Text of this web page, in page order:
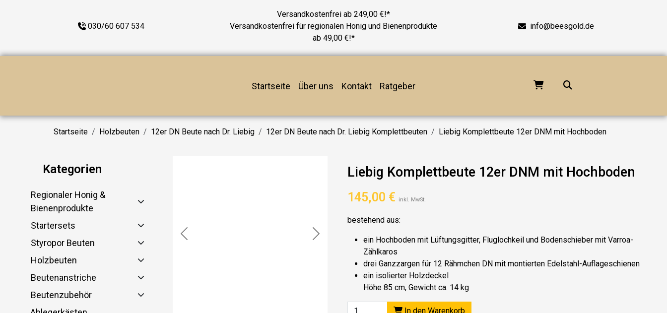
030/60 607 534
Versandkostenfrei ab 249,00 €!*
Versandkostenfrei für regionalen Honig und Bienenprodukte
ab 49,00 €!*
info@beesgold.de
Startseite Über uns Kontakt Ratgeber
Startseite Holzbeuten 12er DN Beute nach Dr. Liebig 12er DN Beute nach Dr. Liebig Komplettbeuten Liebig Komplettbeute 12er DNM mit Hochboden
Kategorien
Regionaler Honig &
Bienenprodukte
Startersets
Styropor Beuten
Holzbeuten
Beutenanstriche
Beutenzubehör
Previous Next
Liebig Komplettbeute 12er DNM mit Hochboden
145,00 € inkl. MwSt.
bestehend aus:
ein Hochboden mit Lüftungsgitter, Fluglochkeil und Bodenschieber mit Varroa-
Zählkaros
drei Ganzzargen für 12 Rähmchen DN mit montierten Edelstahl-Auflageschienen
ein isolierter Holzdeckel
Höhe 85 cm, Gewicht ca. 14 kg
In den Warenkorb